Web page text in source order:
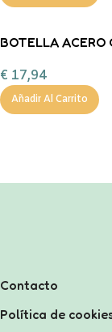
BOTELLA ACERO
PERSONALIZABLE
TUTETE
€ 17,94
Añadir Al Carrito
Contacto
Política de